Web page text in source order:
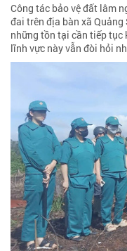
Công tác bảo vệ đất lâm
đai trên địa bàn xã Quảng
những tồn tại cần tiếp
lĩnh vực này vẫn đòi hỏi